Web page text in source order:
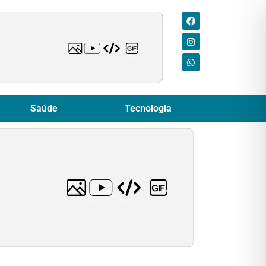
Saúde Tecnologia